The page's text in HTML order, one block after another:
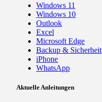
Windows 11
Windows 10
Outlook
Excel
Microsoft Edge
Backup & Sicherheit
iPhone
WhatsApp
Aktuelle Anleitungen